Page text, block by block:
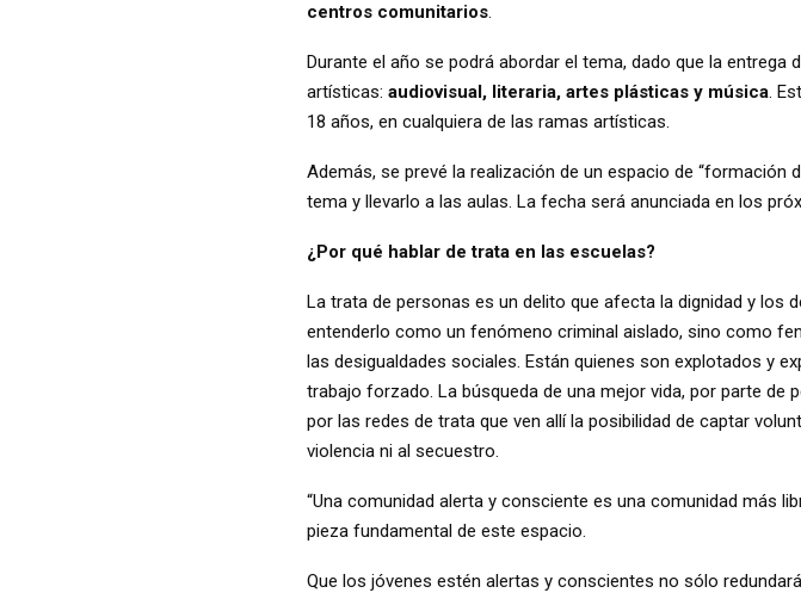
centros comunitarios.
Durante el año se podrá abordar el tema, dado que la
artísticas: audiovisual, literaria, artes plásticas y música.
18 años, en cualquiera de las ramas artísticas.
Además, se prevé la realización de un espacio de “formación
tema y llevarlo a las aulas. La fecha será anunciada en los
¿Por qué hablar de trata en las escuelas?
La trata de personas es un delito que afecta la dignidad y
entenderlo como un fenómeno criminal aislado, sino como
las desigualdades sociales. Están quienes son explotados y
trabajo forzado. La búsqueda de una mejor vida, por parte de
por las redes de trata que ven allí la posibilidad de captar
violencia ni al secuestro.
“Una comunidad alerta y consciente es una comunidad más
pieza fundamental de este espacio.
Que los jóvenes estén alertas y conscientes no sólo